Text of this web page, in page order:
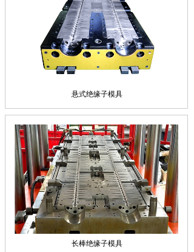
悬式绝缘子模具
长棒绝缘子模具